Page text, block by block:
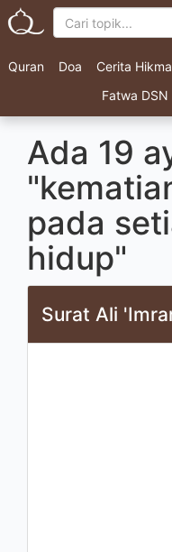
Quran Doa Cerita
Fatwa DSN
Ada 19
pada
hidup"
Surat Ali